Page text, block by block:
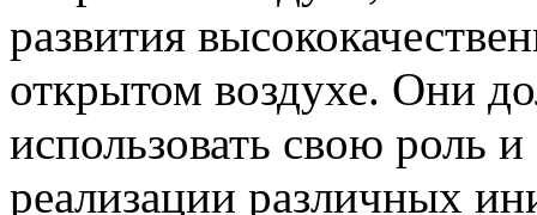
развития
открытом воздухе. Они
использовать свою роль и
реализации различных